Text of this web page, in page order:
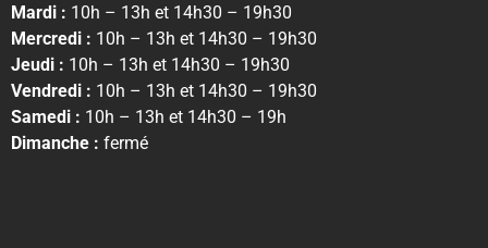
Mardi : 10h – 13h et 14h30 – 19h30
Mercredi : 10h – 13h et 14h30 – 19h30
Jeudi : 10h – 13h et 14h30 – 19h30
Vendredi : 10h – 13h et 14h30 – 19h30
Samedi : 10h – 13h et 14h30 – 19h
Dimanche : fermé